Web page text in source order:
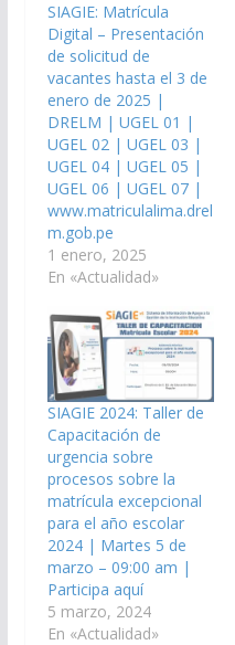
SIAGIE: Matrícula
Digital – Presentación
de solicitud de
vacantes hasta el 3 de
enero de 2025 |
DRELM | UGEL 01 |
UGEL 02 | UGEL 03 |
UGEL 04 | UGEL 05 |
UGEL 06 | UGEL 07 |
www.matriculalima.drel
m.gob.pe
1 enero, 2025
En «Actualidad»
SIAGIE 2024: Taller de
Capacitación de
urgencia sobre
procesos sobre la
matrícula excepcional
para el año escolar
2024 | Martes 5 de
marzo – 09:00 am |
Participa aquí
5 marzo, 2024
En «Actualidad»